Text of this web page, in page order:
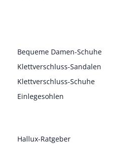
Bequeme Damen-Schuhe
Klettverschluss-Sandalen
Klettverschluss-Schuhe
Einlegesohlen
Hallux-Ratgeber